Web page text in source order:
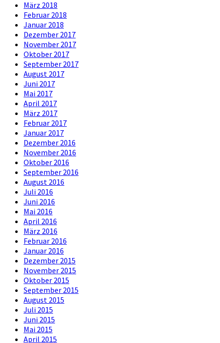
März 2018
Februar 2018
Januar 2018
Dezember 2017
November 2017
Oktober 2017
September 2017
August 2017
Juni 2017
Mai 2017
April 2017
März 2017
Februar 2017
Januar 2017
Dezember 2016
November 2016
Oktober 2016
September 2016
August 2016
Juli 2016
Juni 2016
Mai 2016
April 2016
März 2016
Februar 2016
Januar 2016
Dezember 2015
November 2015
Oktober 2015
September 2015
August 2015
Juli 2015
Juni 2015
Mai 2015
April 2015